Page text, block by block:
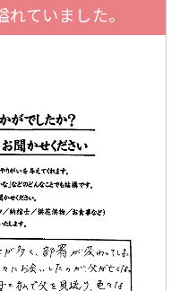
ていました。